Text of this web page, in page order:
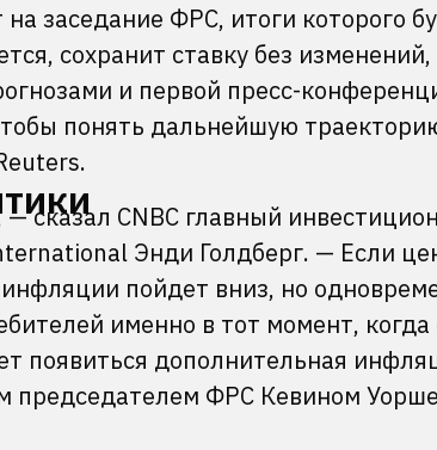
заседание ФРС, итоги которого
сохранит ставку без
и первой пресс-
понять дальнейшую
сказал CNBC главный
Энди Голдберг. — Если
пойдет вниз, но
именно в тот момент, когда
появиться дополнительная
председателем ФРС Кевином